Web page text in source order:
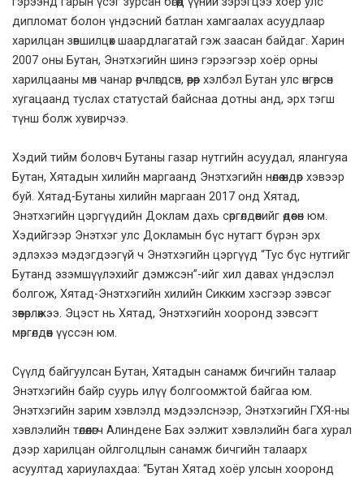
дипломат болон үндэсний батлан хамгаалах асуудлаар
харилцан зөвшилцөх шаардлагатай гэж заасан байдаг. Харин
2007 оны Бутан, Энэтхэгийн шинэ гэрээгээр хоёр орны
харилцааны мөн чанар өөрчлөгдсөн, өөрөөр хэлбэл Бутан улс өнгөрсөн
хугацаанд туслах статустай байснаа дотны анд, эрх тэгш
түнш болж хувирчээ.
Хэдий тийм боловч Бутаны газар нутгийн асуудал, ялангуяа
Бутан, Хятадын хилийн маргаанд Энэтхэгийн нөлөө өндөр хэвээр
буй. Хятад-Бутаны хилийн маргаан 2017 онд Хятад,
Энэтхэгийн цэргүүдийн Доклам дахь сөргөлдөөнийг өдөөсөн юм.
Хэдийгээр Энэтхэг улс Докламын бүс нутагт бүрэн эрх
эдлэхээ мэдэгдээгүй ч Энэтхэгийн цэргүүд “Тус бүс нутгийг
Бутанд эзэмшүүлэхийг дэмжсэн”-ийг хил давах үндэслэл
болгож, Хятад-Энэтхэгийн хилийн Сикким хэсгээр зэвсэг
зөөвөрлөжээ. Эцэст нь Хятад, Энэтхэгийн хооронд зэвсэгт
мөргөлдөөн үүссэн юм.
Сүүлд байгуулсан Бутан, Хятадын санамж бичгийн талаар
Энэтхэгийн байр суурь илүү болгоомжтой байгаа юм.
Энэтхэгийн зарим хэвлэлд мэдээлснээр, Энэтхэгийн ГХЯ-ны
хэвлэлийн төлөөлөгч Алиндене Бах ээлжит хэвлэлийн бага хурал
дээр харилцан ойлголцлын санамж бичгийн талаарх
асуултад хариулахдаа: “Бутан Хятад хоёр улсын хооронд